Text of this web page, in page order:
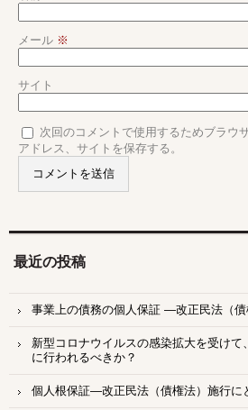
メール ※
サイト
次回のコメントで使用するためブラウ
アドレス、サイトを保存する。
最近の投稿
事業上の債務の個人保証 ―改正民法（
新型コロナウイルスの感染拡大を受けて
に行われるべきか？
個人根保証―改正民法（債権法）施行に